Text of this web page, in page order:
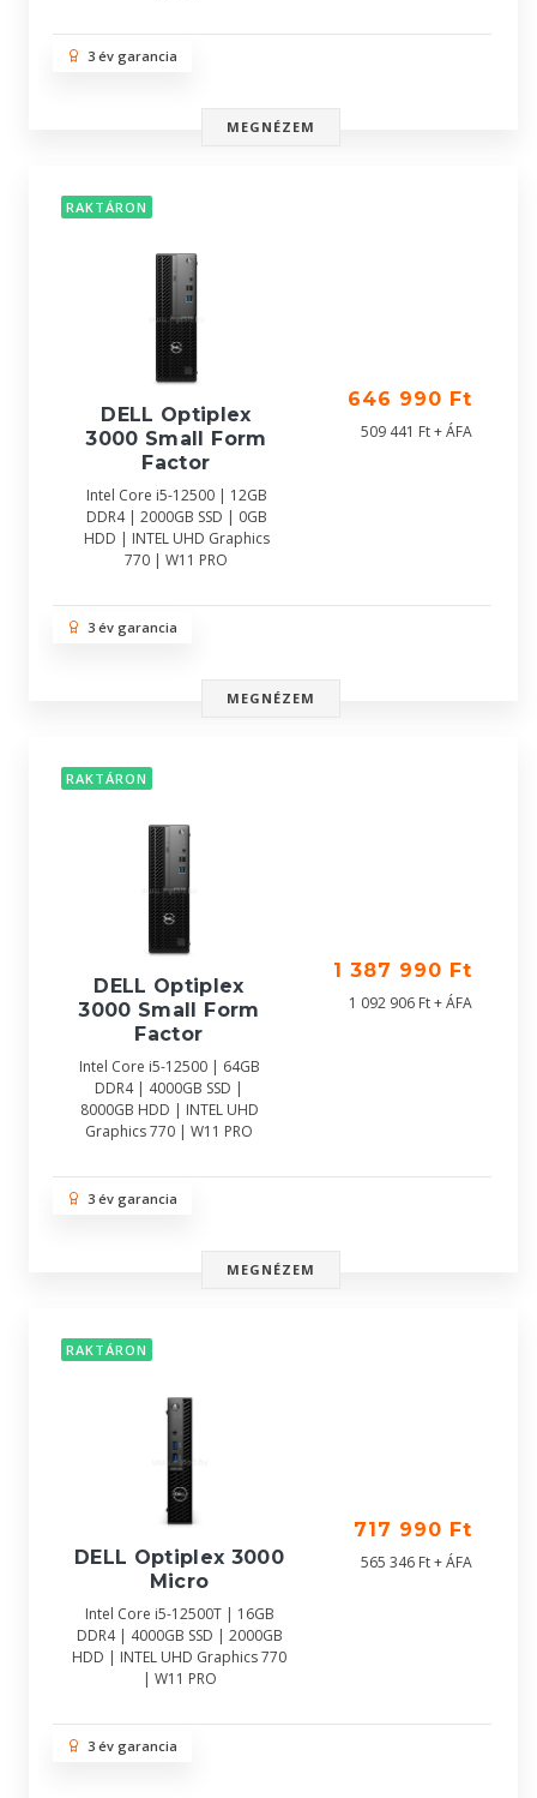
3 év garancia
MEGNÉZEM
RAKTÁRON
DELL Optiplex
3000 Small Form
Factor
Intel Core i5-12500 | 12GB
DDR4 | 2000GB SSD | 0GB
HDD | INTEL UHD Graphics
770 | W11 PRO
646 990 Ft
509 441 Ft + ÁFA
3 év garancia
MEGNÉZEM
RAKTÁRON
DELL Optiplex
3000 Small Form
Factor
Intel Core i5-12500 | 64GB
DDR4 | 4000GB SSD |
8000GB HDD | INTEL UHD
Graphics 770 | W11 PRO
1 387 990 Ft
1 092 906 Ft + ÁFA
3 év garancia
MEGNÉZEM
RAKTÁRON
DELL Optiplex 3000
Micro
Intel Core i5-12500T | 16GB
DDR4 | 4000GB SSD | 2000GB
HDD | INTEL UHD Graphics 770
| W11 PRO
717 990 Ft
565 346 Ft + ÁFA
3 év garancia